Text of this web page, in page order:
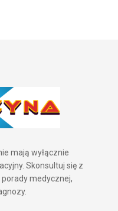
mają wyłącznie
Skonsultuj się z
medycznej,